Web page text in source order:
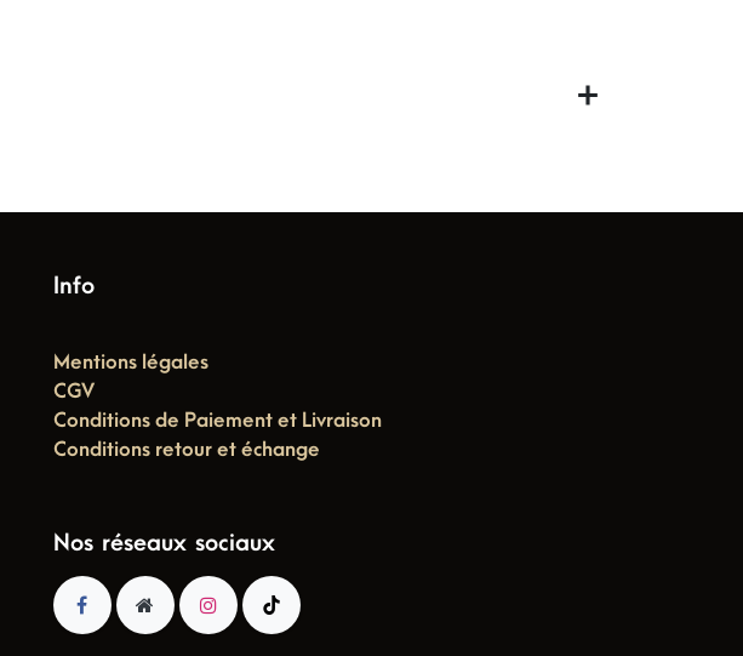
Info
Mentions légales
CGV
Conditions de Paiement et Livraison
Conditions retour et échange
Nos réseaux sociaux